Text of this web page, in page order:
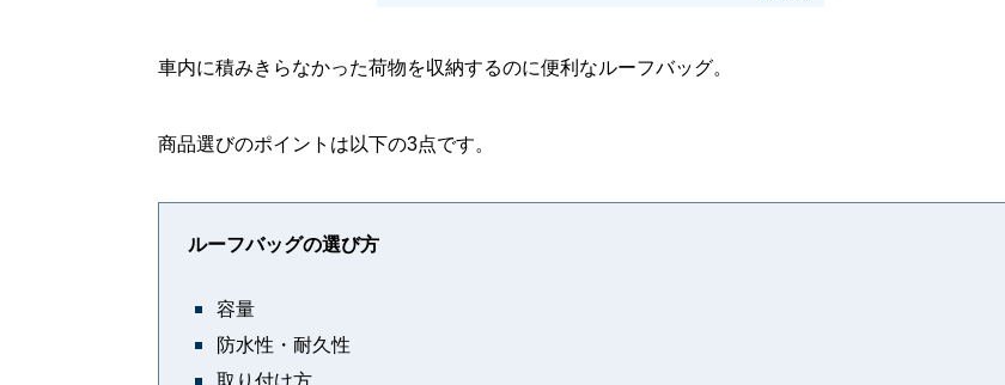
車内に積みきらなかった荷物を収納するのに便利なルーフバッグ。
商品選びのポイントは以下の3点です。
ルーフバッグの選び方
容量
防水性・耐久性
取り付け方